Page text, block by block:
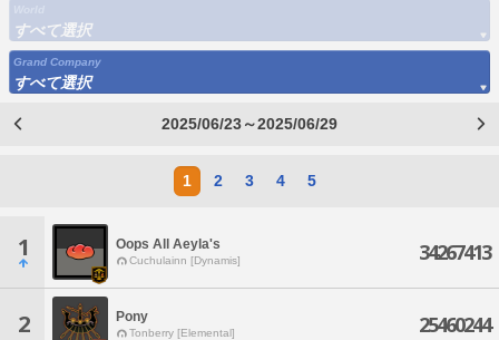
すべて選択
Grand Company
すべて選択
2025/06/23～2025/06/29
1 2 3 4 5
1 Oops All Aeyla's
Cuchulainn [Dynamis] 34267413
2 Pony
Tonberry [Elemental] 25460244